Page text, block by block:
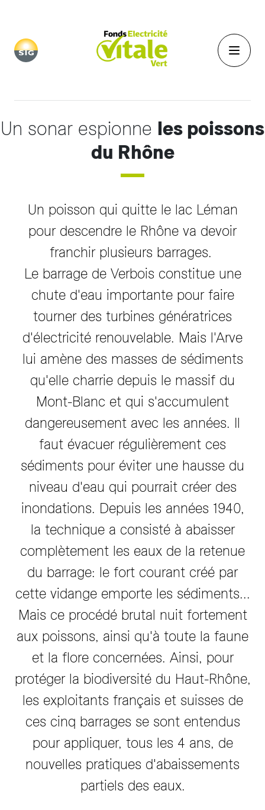
Un sonar espionne les poissons
du Rhône
Un poisson qui quitte le lac Léman
pour descendre le Rhône va devoir
franchir plusieurs barrages.
Le barrage de Verbois constitue une
chute d'eau importante pour faire
tourner des turbines génératrices
d'électricité renouvelable. Mais l'Arve
lui amène des masses de sédiments
qu'elle charrie depuis le massif du
Mont-Blanc et qui s'accumulent
dangereusement avec les années. Il
faut évacuer régulièrement ces
sédiments pour éviter une hausse du
niveau d'eau qui pourrait créer des
inondations. Depuis les années 1940,
la technique a consisté à abaisser
complètement les eaux de la retenue
du barrage: le fort courant créé par
cette vidange emporte les sédiments...
Mais ce procédé brutal nuit fortement
aux poissons, ainsi qu'à toute la faune
et la flore concernées. Ainsi, pour
protéger la biodiversité du Haut-Rhône,
les exploitants français et suisses de
ces cinq barrages se sont entendus
pour appliquer, tous les 4 ans, de
nouvelles pratiques d'abaissements
partiels des eaux.